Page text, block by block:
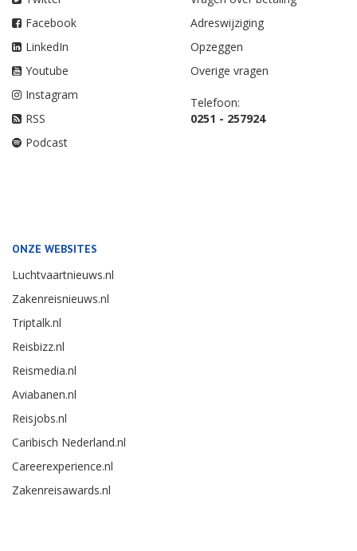
Facebook
LinkedIn
Youtube
Instagram
RSS
Podcast
Adreswijziging
Opzeggen
Overige vragen
Telefoon:
0251 - 257924
ONZE WEBSITES
Luchtvaartnieuws.nl
Zakenreisnieuws.nl
Triptalk.nl
Reisbizz.nl
Reismedia.nl
Aviabanen.nl
Reisjobs.nl
Caribisch Nederland.nl
Careerexperience.nl
Zakenreisawards.nl